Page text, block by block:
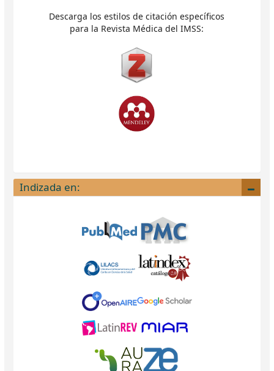
Descarga los estilos de citación específicos
para la Revista Médica del IMSS:
Indizada en: